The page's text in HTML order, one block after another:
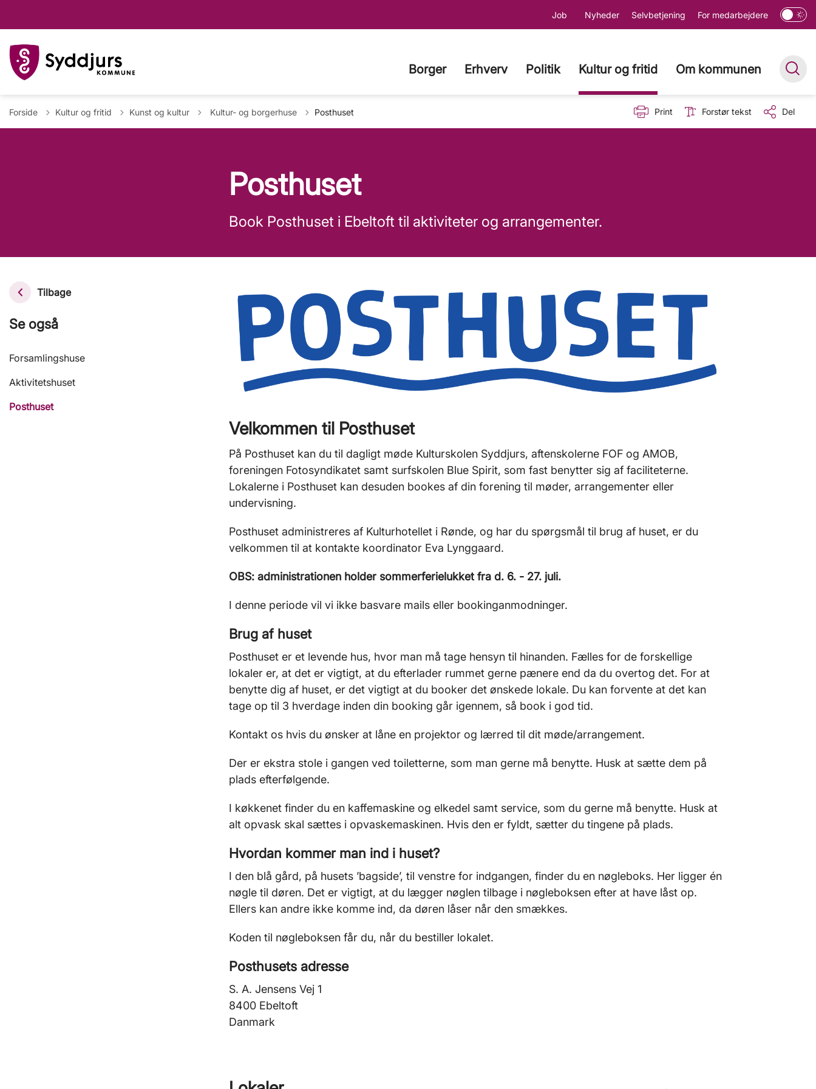
Job Nyheder Selvbetjening For medarbejdere
Borger Erhverv Politik Kultur og fritid Om kommunen
Forside Kultur og fritid Kunst og kultur Tilbage til
Kultur- og borgerhuse Posthuset Print Forstør tekst Del
Posthuset
Book Posthuset i Ebeltoft til aktiviteter og arrangementer.
Tilbage
Se også
Forsamlingshuse
Aktivitetshuset
Posthuset
Velkommen til Posthuset
På Posthuset kan du til dagligt møde Kulturskolen Syddjurs, aftenskolerne FOF og AMOB,
foreningen Fotosyndikatet samt surfskolen Blue Spirit, som fast benytter sig af faciliteterne.
Lokalerne i Posthuset kan desuden bookes af din forening til møder, arrangementer eller
undervisning.
Posthuset administreres af Kulturhotellet i Rønde, og har du spørgsmål til brug af huset, er du
velkommen til at kontakte koordinator Eva Lynggaard.
OBS: administrationen holder sommerferielukket fra d. 6. - 27. juli.
I denne periode vil vi ikke basvare mails eller bookinganmodninger.
Brug af huset
Posthuset er et levende hus, hvor man må tage hensyn til hinanden. Fælles for de forskellige
lokaler er, at det er vigtigt, at du efterlader rummet gerne pænere end da du overtog det. For at
benytte dig af huset, er det vigtigt at du booker det ønskede lokale. Du kan forvente at det kan
tage op til 3 hverdage inden din booking går igennem, så book i god tid.
Kontakt os hvis du ønsker at låne en projektor og lærred til dit møde/arrangement.
Der er ekstra stole i gangen ved toiletterne, som man gerne må benytte. Husk at sætte dem på
plads efterfølgende.
I køkkenet finder du en kaffemaskine og elkedel samt service, som du gerne må benytte. Husk at
alt opvask skal sættes i opvaskemaskinen. Hvis den er fyldt, sætter du tingene på plads.
Hvordan kommer man ind i huset?
I den blå gård, på husets ’bagside’, til venstre for indgangen, finder du en nøgleboks. Her ligger én
nøgle til døren. Det er vigtigt, at du lægger nøglen tilbage i nøgleboksen efter at have låst op.
Ellers kan andre ikke komme ind, da døren låser når den smækkes.
Koden til nøgleboksen får du, når du bestiller lokalet.
Posthusets adresse
S. A. Jensens Vej 1
8400 Ebeltoft
Danmark